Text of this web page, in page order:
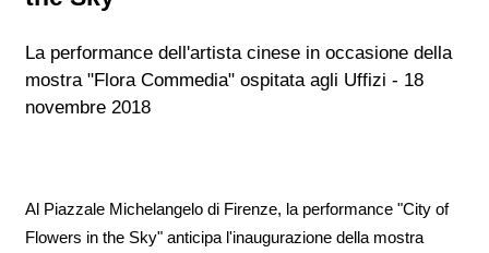
La performance dell'artista cinese in occasione della
mostra "Flora Commedia" ospitata agli Uffizi - 18
novembre 2018
Al Piazzale Michelangelo di Firenze, la performance "City of
Flowers in the Sky" anticipa l'inaugurazione della mostra